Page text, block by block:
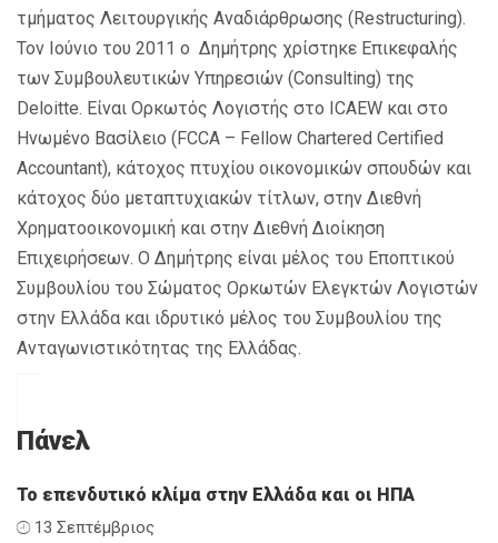
τμήματος Λειτουργικής Αναδιάρθρωσης (Restructuring).
Τον Ιούνιο του 2011 ο Δημήτρης χρίστηκε Επικεφαλής
των Συμβουλευτικών Υπηρεσιών (Consulting) της
Deloitte. Είναι Ορκωτός Λογιστής στο ICAEW και στο
Ηνωμένο Βασίλειο (FCCA – Fellow Chartered Certified
Accountant), κάτοχος πτυχίου οικονομικών σπουδών και
κάτοχος δύο μεταπτυχιακών τίτλων, στην Διεθνή
Χρηματοοικονομική και στην Διεθνή Διοίκηση
Επιχειρήσεων. Ο Δημήτρης είναι μέλος του Εποπτικού
Συμβουλίου του Σώματος Ορκωτών Ελεγκτών Λογιστών
στην Ελλάδα και ιδρυτικό μέλος του Συμβουλίου της
Ανταγωνιστικότητας της Ελλάδας.
Πάνελ
Το επενδυτικό κλίμα στην Ελλάδα και οι ΗΠΑ
13 Σεπτέμβριος